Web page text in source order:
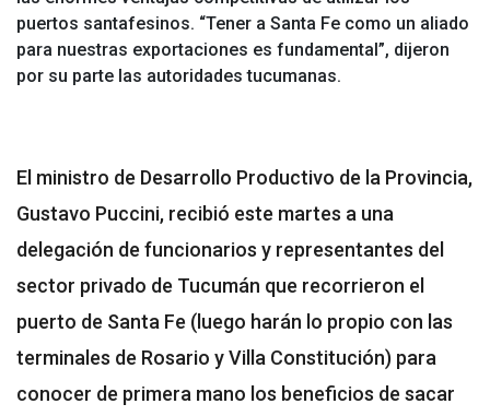
puertos santafesinos. “Tener a Santa Fe como un aliado
para nuestras exportaciones es fundamental”, dijeron
por su parte las autoridades tucumanas.
El ministro de Desarrollo Productivo de la Provincia,
Gustavo Puccini, recibió este martes a una
delegación de funcionarios y representantes del
sector privado de Tucumán que recorrieron el
puerto de Santa Fe (luego harán lo propio con las
terminales de Rosario y Villa Constitución) para
conocer de primera mano los beneficios de sacar